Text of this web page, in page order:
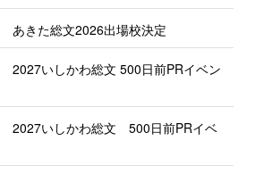
あきた総文2026出場校決定
2027いしかわ総文 500日前PRイベン
2027いしかわ総文 500日前PRイベ